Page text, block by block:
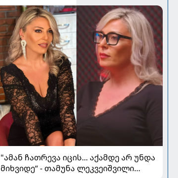
"ამან ჩათრევა იცის... აქამდე არ უნდა
მიხვიდე“ - თამუნა ლეკვეიშვილი